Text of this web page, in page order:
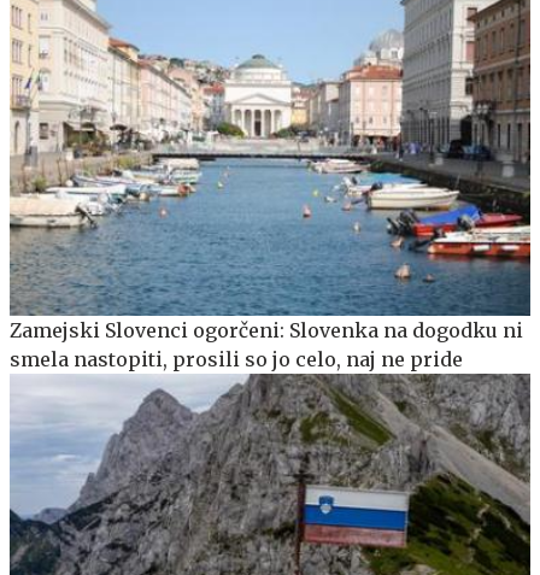
Zamejski Slovenci ogorčeni: Slovenka na dogodku ni
smela nastopiti, prosili so jo celo, naj ne pride